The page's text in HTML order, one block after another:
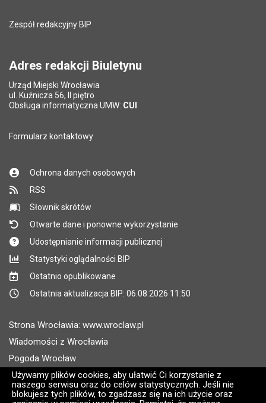
Używamy plików cookies, aby ułatwić Ci korzystanie z
naszego serwisu oraz do celów statystycznych. Jeśli nie
blokujesz tych plików, to zgadzasz się na ich użycie oraz
Zespół redakcyjny BIP
Adres redakcji Biuletynu
Urząd Miejski Wrocławia
ul. Kuźnicza 56, II piętro
Obsługa informatyczna UMW: CUI
Formularz kontaktowy
Ochrona danych osobowych
RSS
Słownik skrótów
Otwarte dane i ponowne wykorzystanie
Udostępnianie informacji publicznej
Statystyki oglądalności BIP
Ostatnio opublikowane
Ostatnia aktualizacja BIP: 06.08.2026 11:50
Strona Wrocławia: www.wroclaw.pl
Wiadomości z Wrocławia
Pogoda Wrocław
Rozkłady jazdy MPK Wrocław
Administratorem wroclaw.pl jest: ARAW